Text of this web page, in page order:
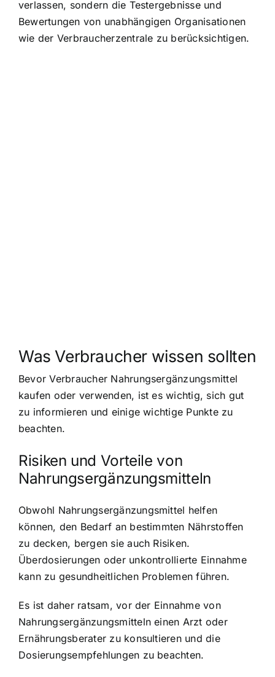
verlassen, sondern die Testergebnisse und
Bewertungen von unabhängigen Organisationen
wie der Verbraucherzentrale zu berücksichtigen.
Was Verbraucher wissen sollten
Bevor Verbraucher Nahrungsergänzungsmittel
kaufen oder verwenden, ist es wichtig, sich gut
zu informieren und einige wichtige Punkte zu
beachten.
Risiken und Vorteile von
Nahrungsergänzungsmitteln
Obwohl Nahrungsergänzungsmittel helfen
können, den Bedarf an bestimmten Nährstoffen
zu decken, bergen sie auch Risiken.
Überdosierungen oder unkontrollierte Einnahme
kann zu gesundheitlichen Problemen führen.
Es ist daher ratsam, vor der Einnahme von
Nahrungsergänzungsmitteln einen Arzt oder
Ernährungsberater zu konsultieren und die
Dosierungsempfehlungen zu beachten.